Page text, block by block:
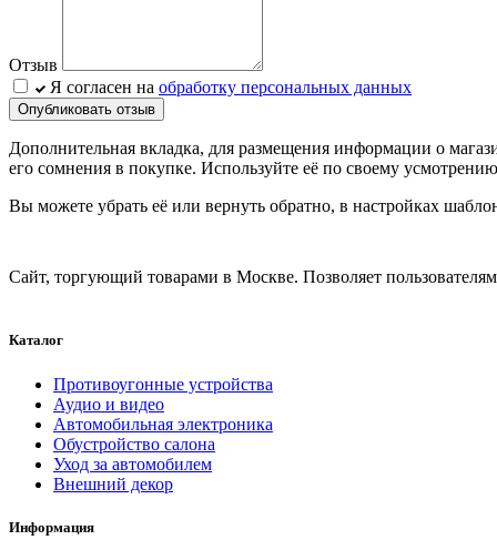
Отзыв
Я согласен на обработку персональных данных
Опубликовать отзыв
Дополнительная вкладка, для размещения информации о
его сомнения в покупке. Используйте её по своему
Вы можете убрать её или вернуть обратно, в настройках
Сайт, торгующий товарами в Москве. Позволяет
Каталог
Противоугонные устройства
Аудио и видео
Автомобильная электроника
Обустройство салона
Уход за автомобилем
Внешний декор
Информация